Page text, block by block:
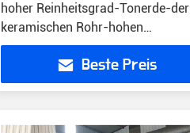
hoher Reinheitsgrad-Tonerde-der
keramischen Rohr-hohen
Temperatur
Beste Preis